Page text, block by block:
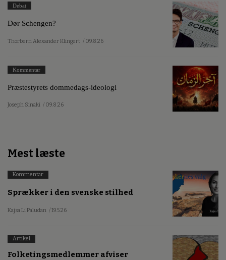
Debat
Dør Schengen?
Thorbern Alexander Klingert / 09.8.26
Kommentar
Præstestyrets dommedags-ideologi
Joseph Sinaki / 09.8.26
Mest læste
Kommentar
Sprækker i den svenske stilhed
Kajsa Li Paludan / 19.5.26
Artikel
Folketingsmedlemmer afviser